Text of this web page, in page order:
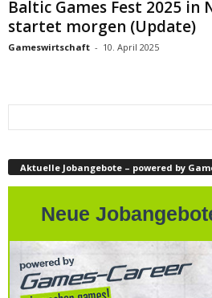
Baltic Games Fest 2025 in
startet morgen (Update)
Gameswirtschaft - 10. April 2025
Aktuelle Jobangebote – powered by